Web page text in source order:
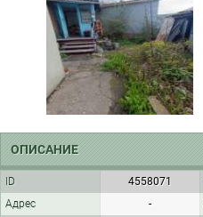
ОПИСАНИЕ
ID 4558071
Адрес
-